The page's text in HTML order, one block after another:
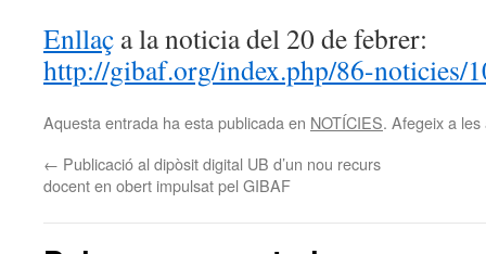
Enllaç a la noticia del 20 de febrer:
http://gibaf.org/index.php/86-noticies/
Aquesta entrada ha esta publicada en NOTÍCIES. Afegeix a
← Publicació al dipòsit digital UB d’un nou recurs
docent en obert impulsat pel GIBAF